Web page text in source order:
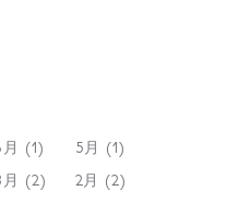
月 (1)
5月 (1)
月 (2)
2月 (2)